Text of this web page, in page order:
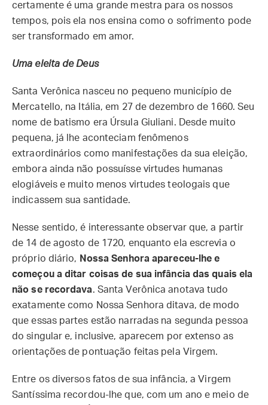
certamente é uma grande mestra para os nossos
tempos, pois ela nos ensina como o sofrimento pode
ser transformado em amor.
Uma eleita de Deus
Santa Verônica nasceu no pequeno município de
Mercatello, na Itália, em 27 de dezembro de 1660. Seu
nome de batismo era Úrsula Giuliani. Desde muito
pequena, já lhe aconteciam fenômenos
extraordinários como manifestações da sua eleição,
embora ainda não possuísse virtudes humanas
elogiáveis e muito menos virtudes teologais que
indicassem sua santidade.
Nesse sentido, é interessante observar que, a partir
de 14 de agosto de 1720, enquanto ela escrevia o
próprio diário, Nossa Senhora apareceu-lhe e
começou a ditar coisas de sua infância das quais ela
não se recordava. Santa Verônica anotava tudo
exatamente como Nossa Senhora ditava, de modo
que essas partes estão narradas na segunda pessoa
do singular e, inclusive, aparecem por extenso as
orientações de pontuação feitas pela Virgem.
Entre os diversos fatos de sua infância, a Virgem
Santíssima recordou-lhe que, com um ano e meio de